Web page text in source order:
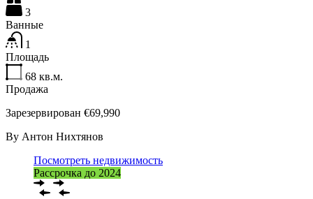
3
Ванные
1
Площадь
68 кв.м.
Продажа
Зарезервирован €69,990
By Антон Нихтянов
Посмотреть недвижимость
Рассрочка до 2024